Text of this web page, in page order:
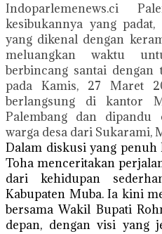
Indoparlemenews.ci
kesibukannya yang
yang dikenal dengan
meluangkan waktu
berbincang santai
pada Kamis, 27 Maret
berlangsung di kantor
Palembang dan
warga desa dari Sukarami,
Dalam diskusi yang
Toha menceritakan
dari kehidupan
Kabupaten Muba. Ia kini
bersama Wakil Bupati
depan, dengan visi yang